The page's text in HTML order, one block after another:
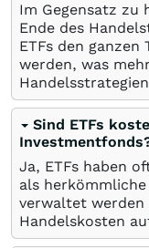
Im Gegensatz zu
Ende des
ETFs den
werden, was
Sind ETFs
Ja, ETFs haben
als
verwaltet werden
Handelskosten